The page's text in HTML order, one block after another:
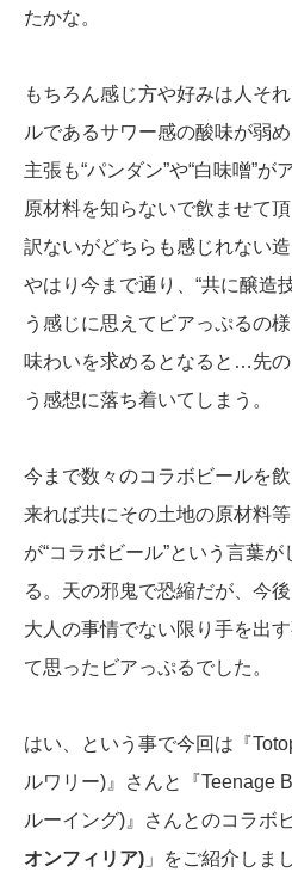
たかな。
もちろん感じ方や好みは人そ
ルであるサワー感の酸味が弱
主張も“パンダン”や“白味噌”
原材料を知らないで飲ませて
訳ないがどちらも感じれない造
やはり今まで通り、“共に醸造
う感じに思えてビアっぷるの
味わいを求めるとなると…先
う感想に落ち着いてしまう。
今まで数々のコラボビールを
来れば共にその土地の原材料
が“コラボビール”という言葉
る。天の邪鬼で恐縮だが、今
大人の事情でない限り手を出
て思ったビアっぷるでした。
はい、という事で今回は『
ルワリー)』さんと『Teenage
ルーイング)』さんとのコラボ
オンフィリア) 」をご紹介しま